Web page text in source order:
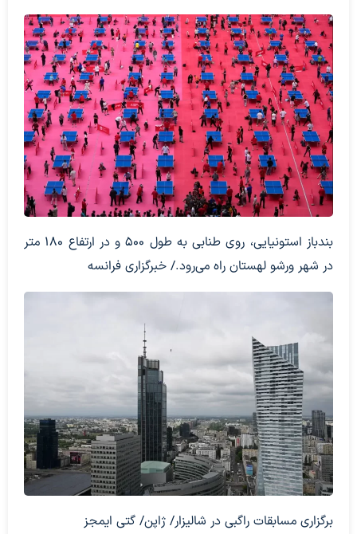
بندباز استونیایی، روی طنابی به طول 500 و در ارتفاع 180 متر
در شهر ورشو لهستان راه می‌رود./ خبرگزاری فرانسه
برگزاری مسابقات راگبی در شالیزار/ ژاپن/ گتی ایمجز